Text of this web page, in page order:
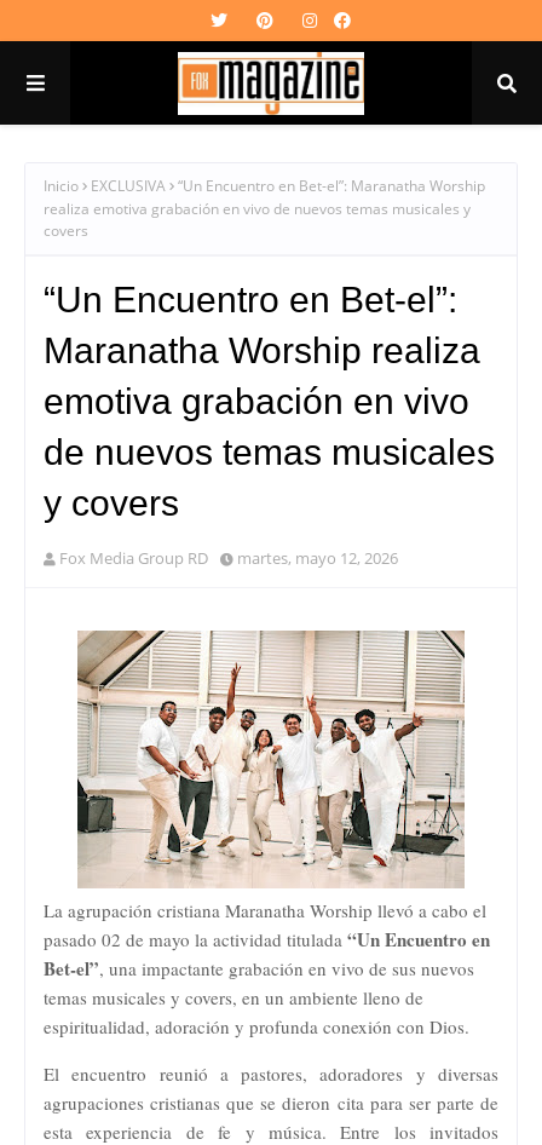
Inicio EXCLUSIVA “Un Encuentro en Bet-el”: Maranatha Worship
realiza emotiva grabación en vivo de nuevos temas musicales y
covers
“Un Encuentro en Bet-el”:
Maranatha Worship realiza
emotiva grabación en vivo
de nuevos temas musicales
y covers
Fox Media Group RD martes, mayo 12, 2026
La agrupación cristiana Maranatha Worship llevó a cabo el
pasado 02 de mayo la actividad titulada “Un Encuentro en
Bet-el”, una impactante grabación en vivo de sus nuevos
temas musicales y covers, en un ambiente lleno de
espiritualidad, adoración y profunda conexión con Dios.
El encuentro reunió a pastores, adoradores y diversas
agrupaciones cristianas que se dieron cita para ser parte de
esta experiencia de fe y música. Entre los invitados